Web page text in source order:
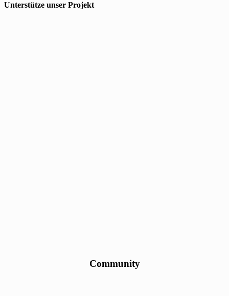
Unterstütze unser Projekt
Community